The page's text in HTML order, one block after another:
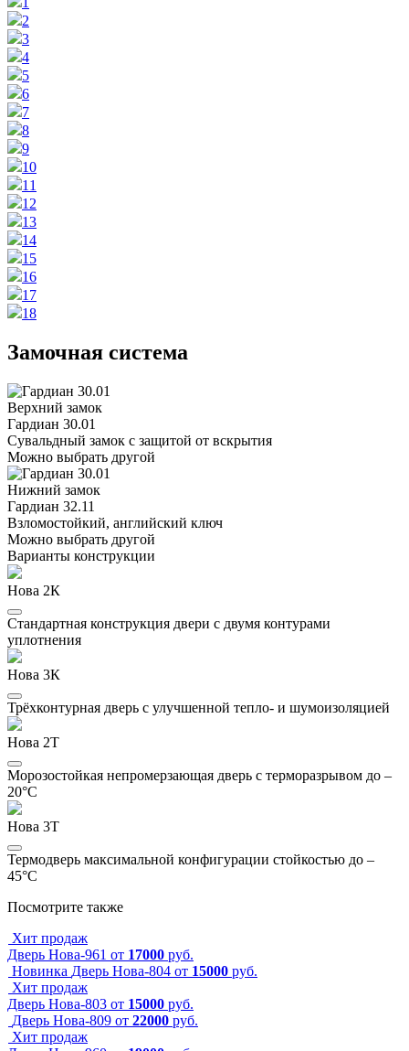
2
3
4
5
6
7
8
9
10
11
12
13
14
15
16
17
18
Замочная система
Верхний замок
Гардиан 30.01
Сувальдный замок с защитой от вскрытия
Можно выбрать другой
Нижний замок
Гардиан 32.11
Взломостойкий, английский ключ
Можно выбрать другой
Варианты конструкции
Нова 2К
Стандартная конструкция двери с двумя контурами
уплотнения
Нова 3К
Трёхконтурная дверь с улучшенной тепло- и шумоизоляцией
Нова 2Т
Морозостойкая непромерзающая дверь с терморазрывом до –
20°C
Нова 3Т
Термодверь максимальной конфигурации стойкостью до –
45°C
Посмотрите также
Хит продаж
Дверь Нова-961 от 17000 руб.
Новинка Дверь Нова-804 от 15000 руб.
Хит продаж
Дверь Нова-803 от 15000 руб.
Дверь Нова-809 от 22000 руб.
Хит продаж